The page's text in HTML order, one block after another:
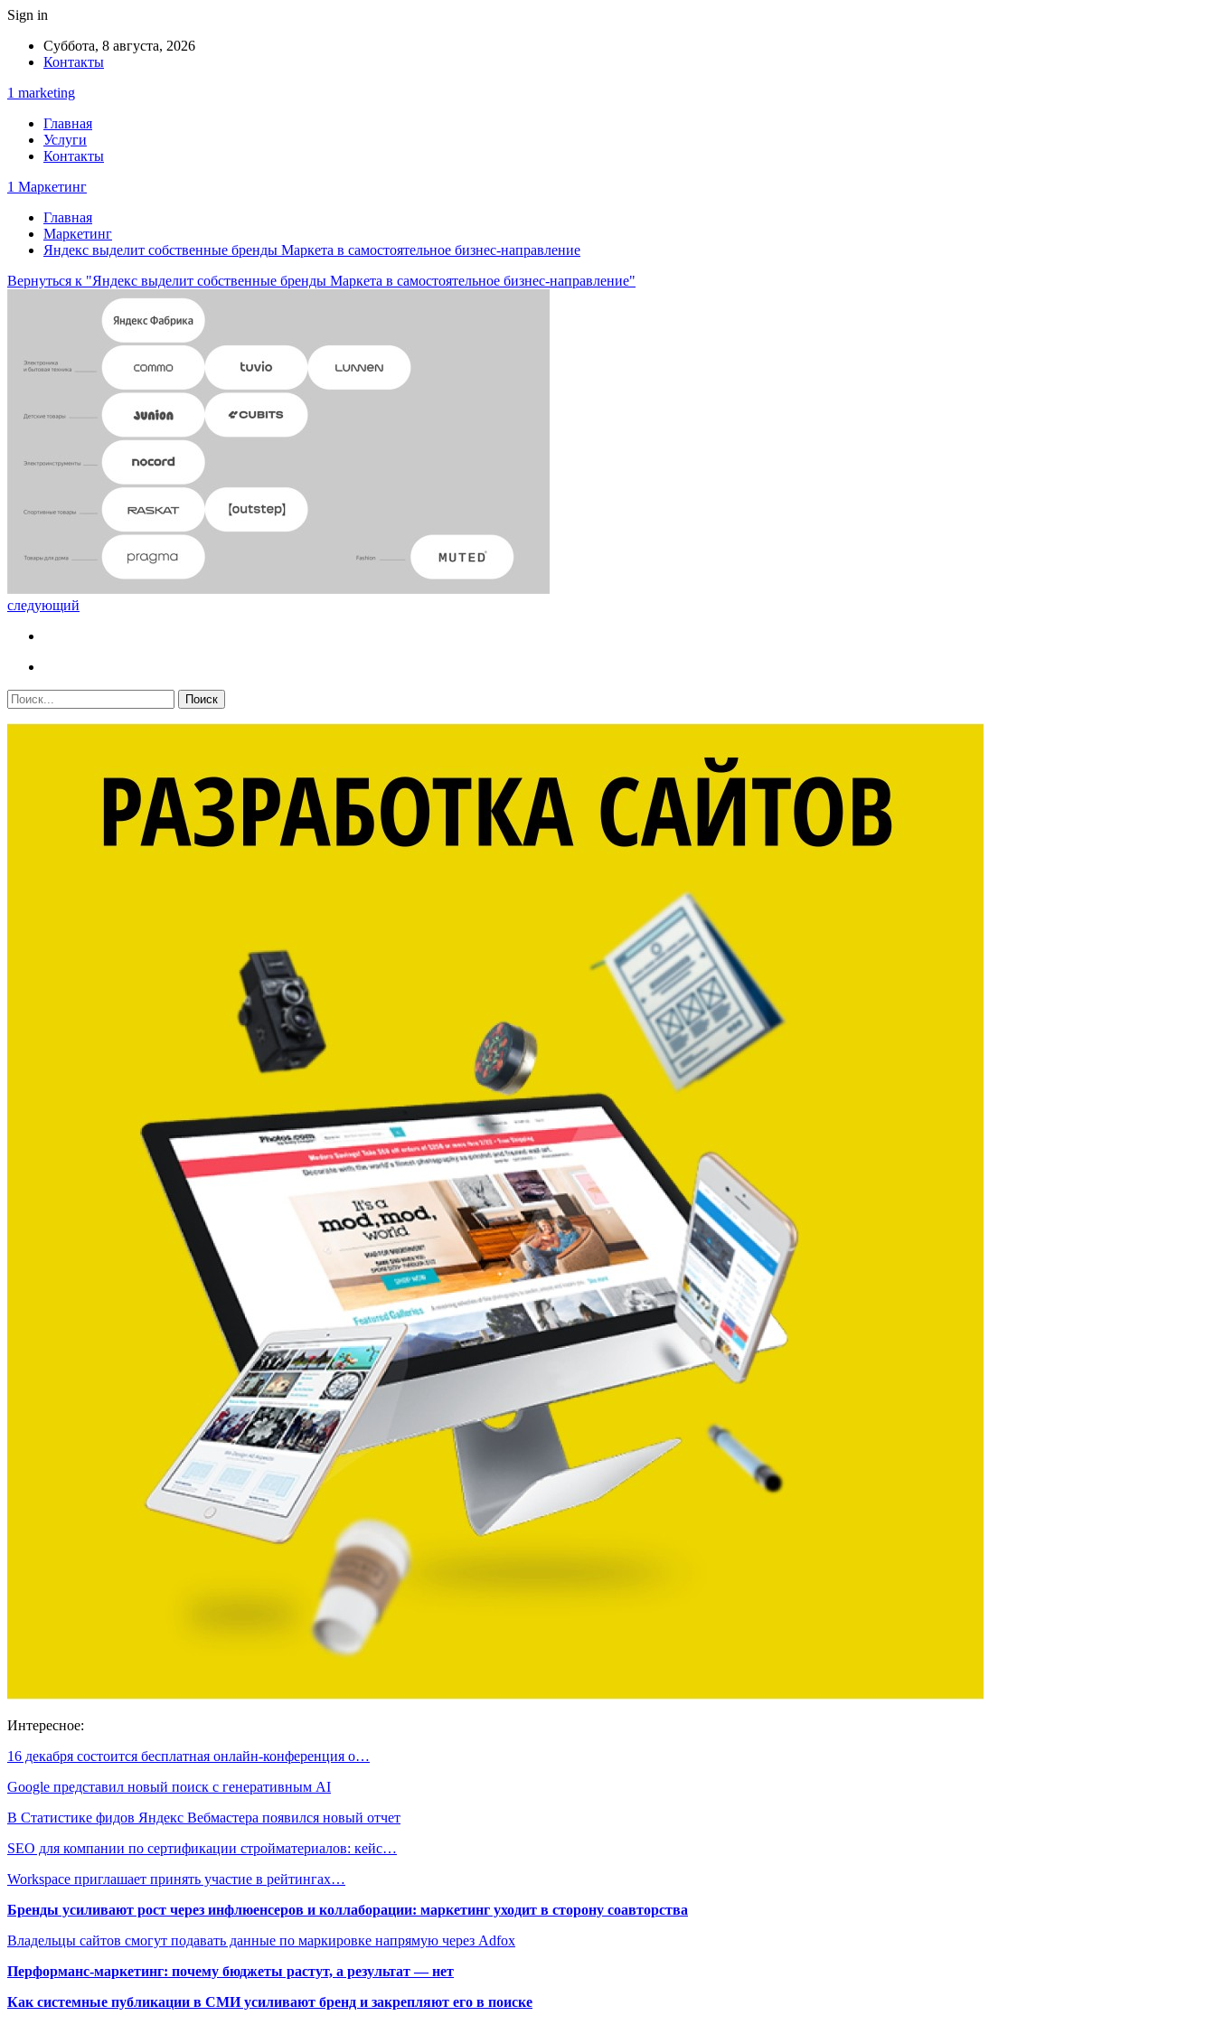
Sign in
Суббота, 8 августа, 2026
Контакты
1 marketing
Главная
Услуги
Контакты
1 Маркетинг
Главная
Маркетинг
Яндекс выделит собственные бренды Маркета в самостоятельное бизнес-направление
Вернуться к "Яндекс выделит собственные бренды Маркета в самостоятельное бизнес-направление"
следующий
Интересное:
16 декабря состоится бесплатная онлайн-конференция о…
Google представил новый поиск с генеративным AI
В Статистике фидов Яндекс Вебмастера появился новый отчет
SEO для компании по сертификации стройматериалов: кейс…
Workspace приглашает принять участие в рейтингах…
Бренды усиливают рост через инфлюенсеров и коллаборации: маркетинг уходит в сторону соавторства
Владельцы сайтов смогут подавать данные по маркировке напрямую через Adfox
Перформанс-маркетинг: почему бюджеты растут, а результат — нет
Как системные публикации в СМИ усиливают бренд и закрепляют его в поиске